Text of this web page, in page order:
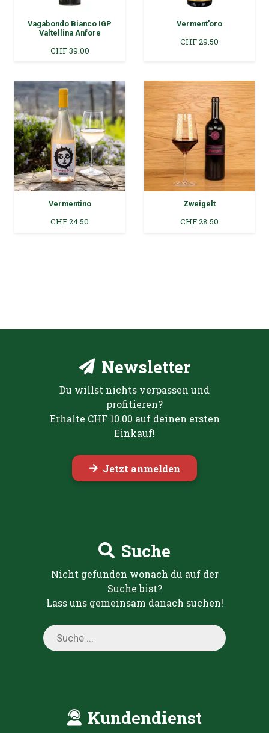
Vagabondo Bianco IGP
Valtellina Anfore
CHF39.00
Verment’oro
CHF29.50
Vermentino
CHF24.50
Zweigelt
CHF28.50
Newsletter
Du willst nichts verpassen und
profitieren?
Erhalte CHF 10.00 auf deinen ersten
Einkauf!
Jetzt anmelden
Suche
Nicht gefunden wonach du auf der
Suche bist?
Lass uns gemeinsam danach suchen!
Products
search
Kundendienst